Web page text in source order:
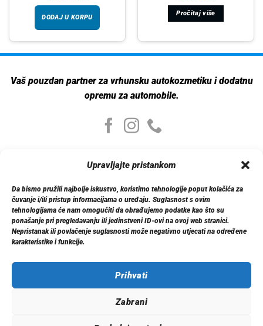
Upravljajte pristankom
Da bismo pružili najbolje iskustvo, koristimo tehnologije poput kolačića za
čuvanje i/ili pristup informacijama o uređaju. Suglasnost s ovim
tehnologijama će nam omogućiti da obrađujemo podatke kao što su
ponašanje pri pregledavanju ili jedinstveni ID-ovi na ovoj web stranici.
Nepristanak ili povlačenje suglasnosti može negativno utjecati na određene
karakteristike i funkcije.
Prihvati
Zabrani
DODAJ U KORPU
Pročitaj više
Vaš pouzdan partner za vrhunsku autokozmetiku i dodatnu
opremu za automobile.
Moj nalog
Moj nalog
Moje narudžbe
Detalji računa
Log out
Informacije
Politika privatnosti